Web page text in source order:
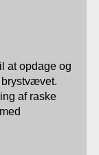
at opdage og
af raske